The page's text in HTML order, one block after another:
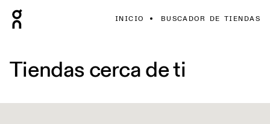
INICIO BUSCADOR DE TIENDAS
Tiendas cerca de ti